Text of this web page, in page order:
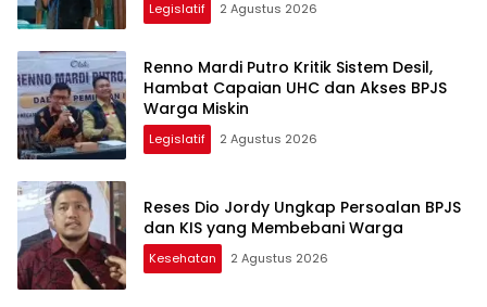
Legislatif 2 Agustus 2026
Renno Mardi Putro Kritik Sistem Desil,
Hambat Capaian UHC dan Akses BPJS
Warga Miskin
Legislatif 2 Agustus 2026
Reses Dio Jordy Ungkap Persoalan BPJS
dan KIS yang Membebani Warga
Kesehatan 2 Agustus 2026